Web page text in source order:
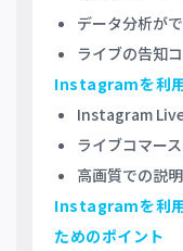
データ分析が
ライブの告知
Instagramを利用
Instagram
ライブコマー
高画質での説
Instagramを利用
ためのポイント